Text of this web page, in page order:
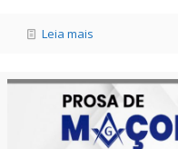
Leia mais